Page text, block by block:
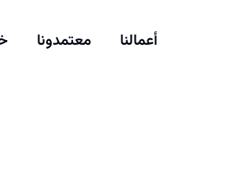
أعمالنا معتمدونا